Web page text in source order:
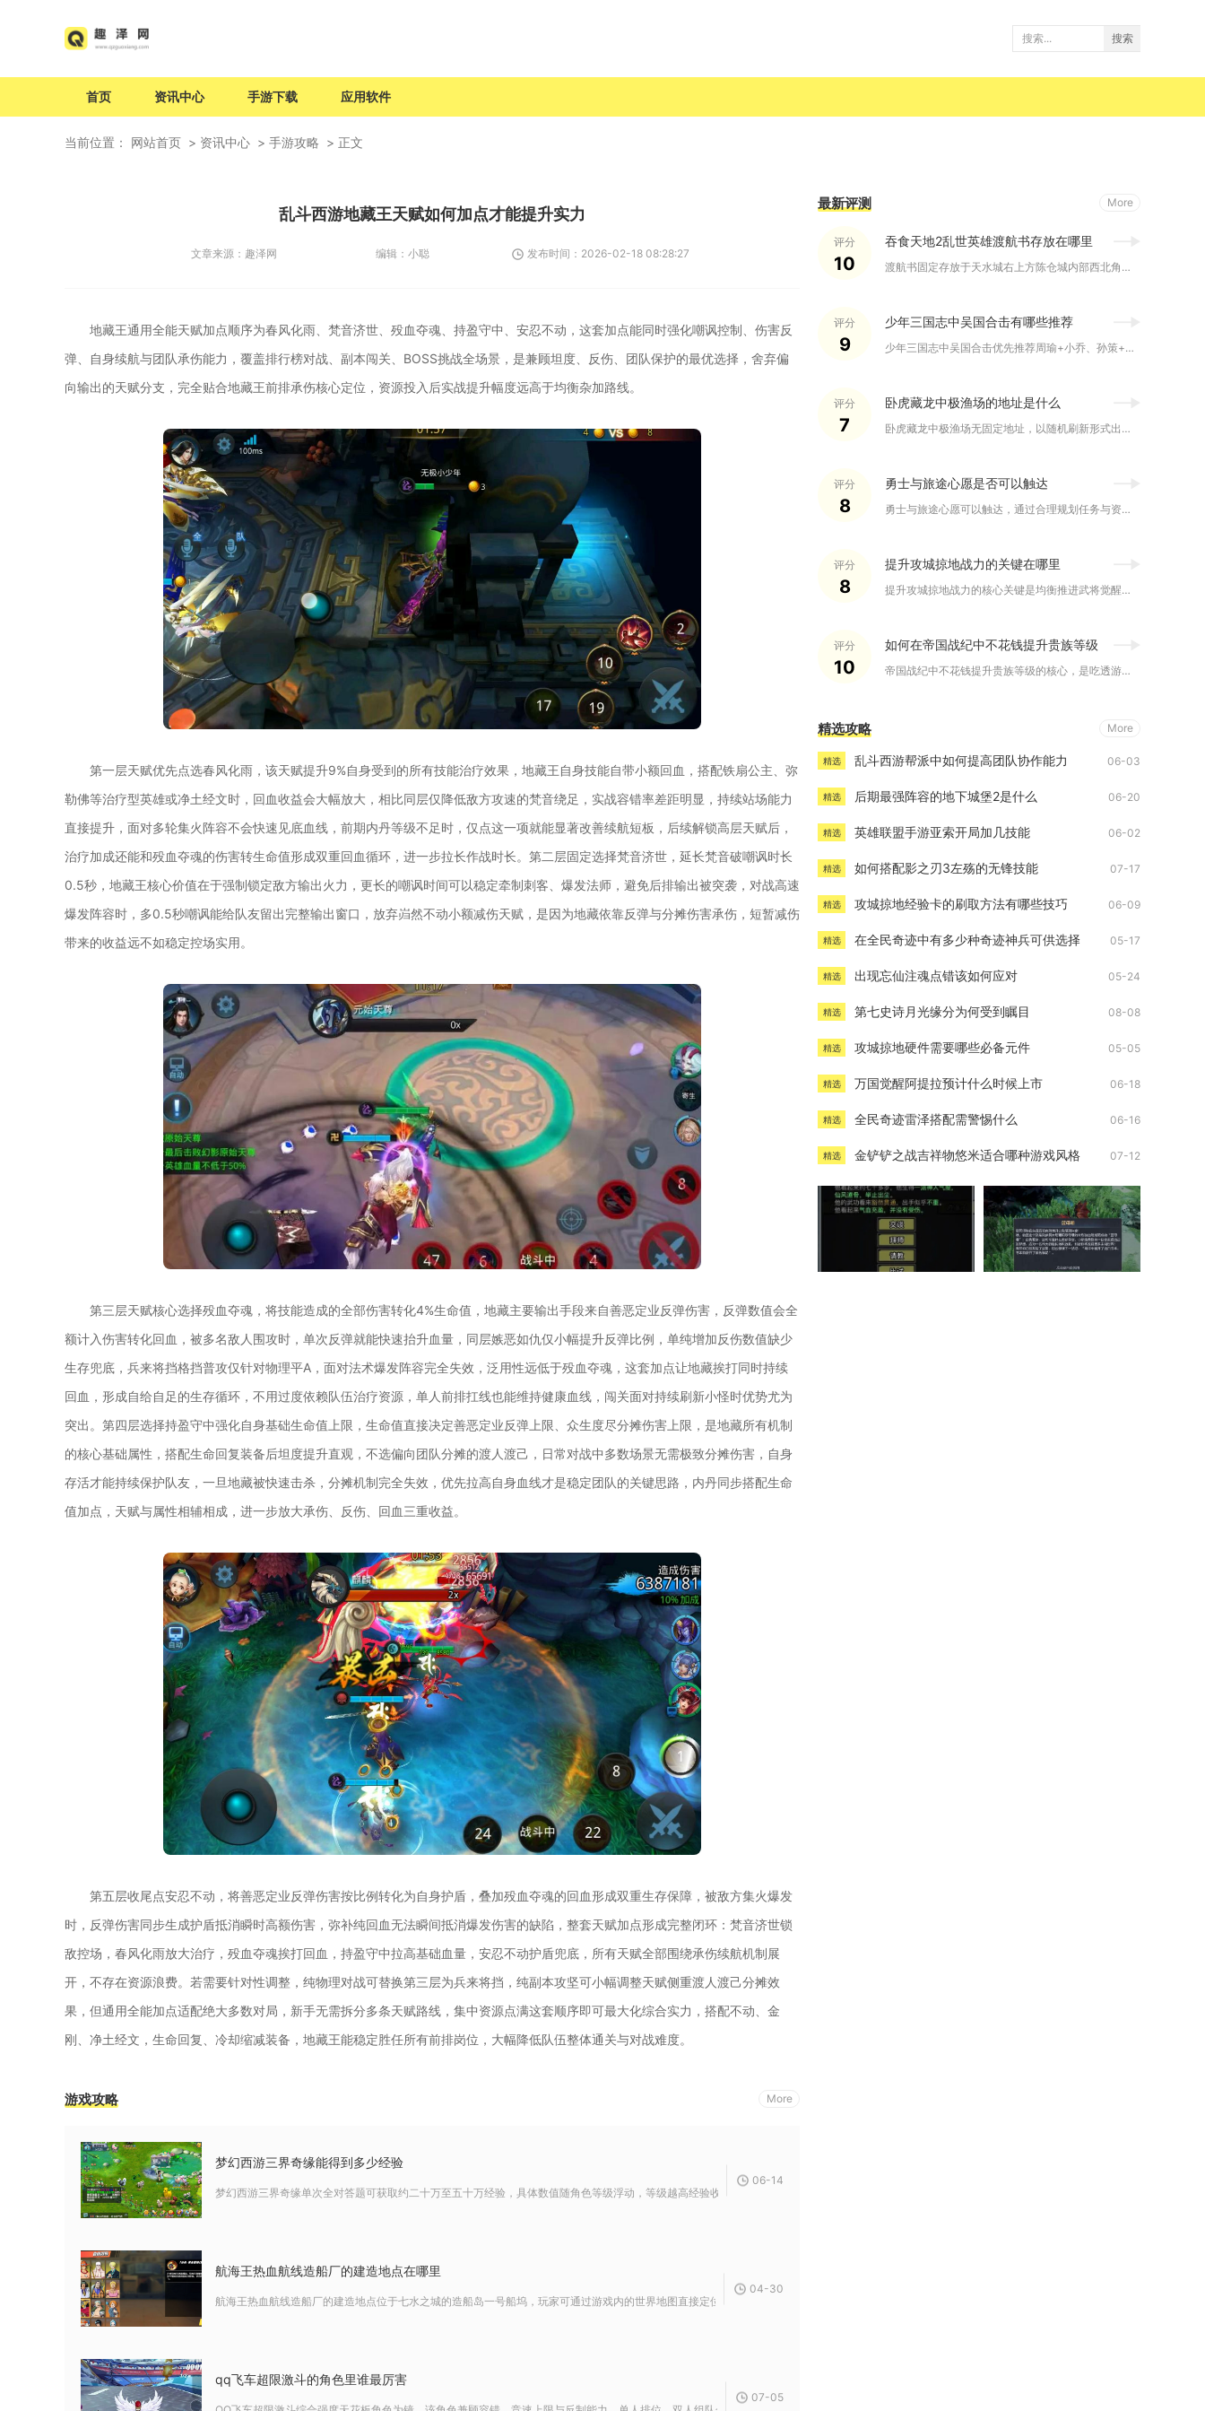
搜索
首页 资讯中心 手游下载 应用软件
当前位置： 网站首页 资讯中心 手游攻略 正文
乱斗西游地藏王天赋如何加点才能提升实力
文章来源： 趣泽网 编辑： 小聪 发布时间： 2026-02-18 08:28:27
地藏王通用全能天赋加点顺序为春风化雨、梵音济世、殁血夺魂、持盈守中、安忍不动，这套加点能同时强化嘲讽控制、伤害反
弹、自身续航与团队承伤能力，覆盖排行榜对战、副本闯关、BOSS挑战全场景，是兼顾坦度、反伤、团队保护的最优选择，舍弃偏
向输出的天赋分支，完全贴合地藏王前排承伤核心定位，资源投入后实战提升幅度远高于均衡杂加路线。
第一层天赋优先点选春风化雨，该天赋提升9%自身受到的所有技能治疗效果，地藏王自身技能自带小额回血，搭配铁扇公主、弥
勒佛等治疗型英雄或净土经文时，回血收益会大幅放大，相比同层仅降低敌方攻速的梵音绕足，实战容错率差距明显，持续站场能力
直接提升，面对多轮集火阵容不会快速见底血线，前期内丹等级不足时，仅点这一项就能显著改善续航短板，后续解锁高层天赋后，
治疗加成还能和殁血夺魂的伤害转生命值形成双重回血循环，进一步拉长作战时长。第二层固定选择梵音济世，延长梵音破嘲讽时长
0.5秒，地藏王核心价值在于强制锁定敌方输出火力，更长的嘲讽时间可以稳定牵制刺客、爆发法师，避免后排输出被突袭，对战高速
爆发阵容时，多0.5秒嘲讽能给队友留出完整输出窗口，放弃岿然不动小额减伤天赋，是因为地藏依靠反弹与分摊伤害承伤，短暂减伤
带来的收益远不如稳定控场实用。
第三层天赋核心选择殁血夺魂，将技能造成的全部伤害转化4%生命值，地藏主要输出手段来自善恶定业反弹伤害，反弹数值会全
额计入伤害转化回血，被多名敌人围攻时，单次反弹就能快速抬升血量，同层嫉恶如仇仅小幅提升反弹比例，单纯增加反伤数值缺少
生存兜底，兵来将挡格挡普攻仅针对物理平A，面对法术爆发阵容完全失效，泛用性远低于殁血夺魂，这套加点让地藏挨打同时持续
回血，形成自给自足的生存循环，不用过度依赖队伍治疗资源，单人前排扛线也能维持健康血线，闯关面对持续刷新小怪时优势尤为
突出。第四层选择持盈守中强化自身基础生命值上限，生命值直接决定善恶定业反弹上限、众生度尽分摊伤害上限，是地藏所有机制
的核心基础属性，搭配生命回复装备后坦度提升直观，不选偏向团队分摊的渡人渡己，日常对战中多数场景无需极致分摊伤害，自身
存活才能持续保护队友，一旦地藏被快速击杀，分摊机制完全失效，优先拉高自身血线才是稳定团队的关键思路，内丹同步搭配生命
值加点，天赋与属性相辅相成，进一步放大承伤、反伤、回血三重收益。
第五层收尾点安忍不动，将善恶定业反弹伤害按比例转化为自身护盾，叠加殁血夺魂的回血形成双重生存保障，被敌方集火爆发
时，反弹伤害同步生成护盾抵消瞬时高额伤害，弥补纯回血无法瞬间抵消爆发伤害的缺陷，整套天赋加点形成完整闭环：梵音济世锁
敌控场，春风化雨放大治疗，殁血夺魂挨打回血，持盈守中拉高基础血量，安忍不动护盾兜底，所有天赋全部围绕承伤续航机制展
开，不存在资源浪费。若需要针对性调整，纯物理对战可替换第三层为兵来将挡，纯副本攻坚可小幅调整天赋侧重渡人渡己分摊效
果，但通用全能加点适配绝大多数对局，新手无需拆分多条天赋路线，集中资源点满这套顺序即可最大化综合实力，搭配不动、金
刚、净土经文，生命回复、冷却缩减装备，地藏王能稳定胜任所有前排岗位，大幅降低队伍整体通关与对战难度。
游戏攻略 More
梦幻西游三界奇缘能得到多少经验
梦幻西游三界奇缘单次全对答题可获取约二十万至五十万经验，具体数值随角色等级浮动，等级越高经验收益越丰厚，是游戏内稳定高效...
06-14
航海王热血航线造船厂的建造地点在哪里
航海王热血航线造船厂的建造地点位于七水之城的造船岛一号船坞，玩家可通过游戏内的世界地图直接定位该区域进入造船厂核心功能区...
04-30
qq飞车超限激斗的角色里谁最厉害
07-05
最新评测 More
评分
10
吞食天地2乱世英雄渡航书存放在哪里
渡航书固定存放于天水城右上方陈仓城内部西北角的民居小屋内，进...
评分
9
少年三国志中吴国合击有哪些推荐
少年三国志中吴国合击优先推荐周瑜+小乔、孙策+大乔、甘宁+韩...
评分
7
卧虎藏龙中极渔场的地址是什么
卧虎藏龙中极渔场无固定地址，以随机刷新形式出现，常见于玉门关...
评分
8
勇士与旅途心愿是否可以触达
勇士与旅途心愿可以触达，通过合理规划任务与资源分配，普通玩家...
评分
8
提升攻城掠地战力的关键在哪里
提升攻城掠地战力的核心关键是均衡推进武将觉醒、装备套装、珍宝...
评分
10
如何在帝国战纪中不花钱提升贵族等级
帝国战纪中不花钱提升贵族等级的核心，是吃透游戏所有免费贵族积...
精选攻略 More
精选 乱斗西游帮派中如何提高团队协作能力 06-03
精选 后期最强阵容的地下城堡2是什么 06-20
精选 英雄联盟手游亚索开局加几技能 06-02
精选 如何搭配影之刃3左殇的无锋技能 07-17
精选 攻城掠地经验卡的刷取方法有哪些技巧 06-09
精选 在全民奇迹中有多少种奇迹神兵可供选择 05-17
精选 出现忘仙注魂点错该如何应对 05-24
精选 第七史诗月光缘分为何受到瞩目 08-08
精选 攻城掠地硬件需要哪些必备元件 05-05
精选 万国觉醒阿提拉预计什么时候上市 06-18
精选 全民奇迹雷泽搭配需警惕什么 06-16
精选 金铲铲之战吉祥物悠米适合哪种游戏风格 07-12